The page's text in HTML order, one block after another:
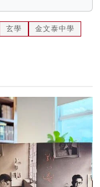
玄學 金文泰中學